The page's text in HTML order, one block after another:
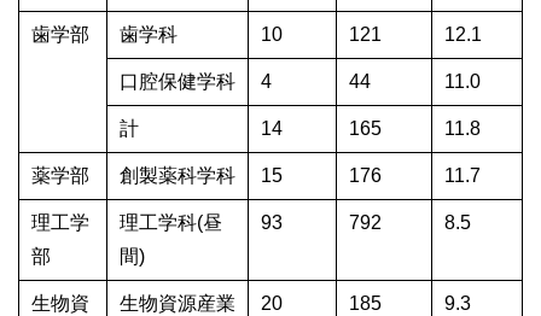
歯学部 歯学科 10 121 12.1
口腔保健学科 4 44 11.0
計 14 165 11.8
薬学部 創製薬科学科 15 176 11.7
理工学
部
理工学科(昼
間)
93 792 8.5
生物資
生物資源産業
20 185 9.3